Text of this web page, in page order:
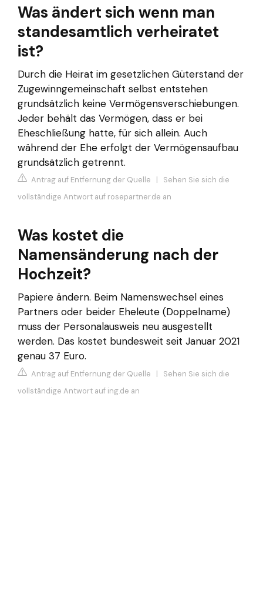
Was ändert sich wenn man
standesamtlich verheiratet
ist?
Durch die Heirat im gesetzlichen Güterstand der
Zugewinngemeinschaft selbst entstehen
grundsätzlich keine Vermögensverschiebungen.
Jeder behält das Vermögen, dass er bei
Eheschließung hatte, für sich allein. Auch
während der Ehe erfolgt der Vermögensaufbau
grundsätzlich getrennt.
Antrag auf Entfernung der Quelle | Sehen Sie sich die
vollständige Antwort auf rosepartner.de an
Was kostet die
Namensänderung nach der
Hochzeit?
Papiere ändern. Beim Namenswechsel eines
Partners oder beider Eheleute (Doppelname)
muss der Personalausweis neu ausgestellt
werden. Das kostet bundesweit seit Januar 2021
genau 37 Euro.
Antrag auf Entfernung der Quelle | Sehen Sie sich die
vollständige Antwort auf ing.de an